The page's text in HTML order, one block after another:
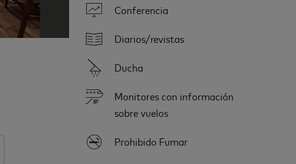
Conferencia
Diarios/revistas
Ducha
Monitores con información
sobre vuelos
Prohibido Fumar